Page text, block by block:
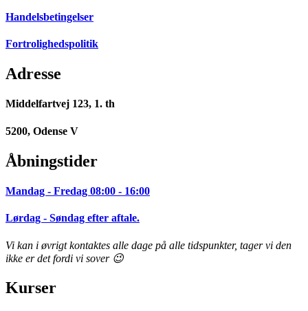
Handelsbetingelser
Fortrolighedspolitik
Adresse
Middelfartvej 123, 1. th
5200, Odense V
Åbningstider
Mandag - Fredag 08:00 - 16:00
Lørdag - Søndag efter aftale.
Vi kan i øvrigt kontaktes alle dage på alle tidspunkter, tager vi den
ikke er det fordi vi sover 😉
Kurser